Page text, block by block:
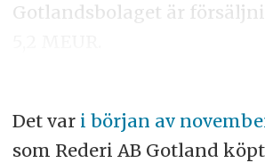
Gotlandsbolaget är
Det var i början av
som Rederi AB Gotland